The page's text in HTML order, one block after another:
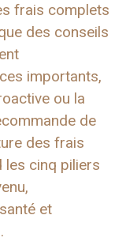
frais complets
des conseils
importants,
ou la
de
des frais
les cinq piliers
et